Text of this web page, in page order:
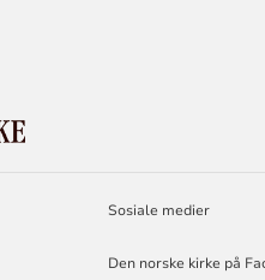
NORSKE
KIRKE
Sosiale medier
Den norske kirke på